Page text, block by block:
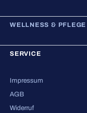
WELLNESS & PFLEGE
SERVICE
Impressum
AGB
Widerruf